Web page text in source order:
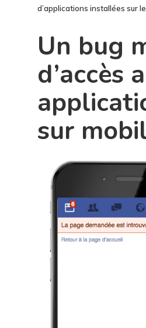
d’applications installées sur
Un bug
d’accès
sur